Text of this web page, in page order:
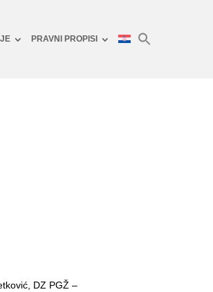
PRAVNI PROPISI
DZ PGŽ –